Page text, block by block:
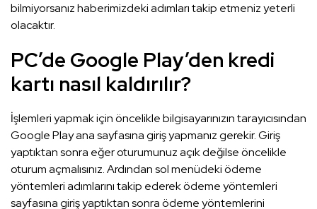
bilmiyorsanız haberimizdeki adımları takip etmeniz yeterli
olacaktır.
PC’de Google Play’den kredi
kartı nasıl kaldırılır?
İşlemleri yapmak için öncelikle bilgisayarınızın tarayıcısından
Google Play ana sayfasına giriş yapmanız gerekir. Giriş
yaptıktan sonra eğer oturumunuz açık değilse öncelikle
oturum açmalısınız. Ardından sol menüdeki ödeme
yöntemleri adımlarını takip ederek ödeme yöntemleri
sayfasına giriş yaptıktan sonra ödeme yöntemlerini